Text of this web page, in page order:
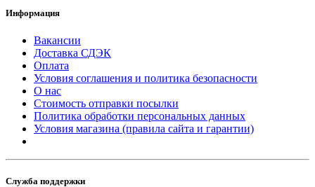
Информация
Вакансии
Доставка СДЭК
Оплата
Условия соглашения и политика безопасности
О нас
Стоимость отправки посылки
Политика обработки персональных данных
Условия магазина (правила сайта и гарантии)
Служба поддержки